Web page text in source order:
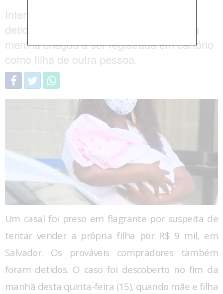
Interessados na compra também foram
detidos. De acordo com a Polícia Civil, a
menina chegou a ser registrada em cartório
como filha de outra pessoa.
Um casal foi preso em flagrante por suspeita de
tentar vender a própria filha por R$ 9 mil, em
Salvador. Os prováveis compradores também
foram detidos. O caso foi descoberto no fim da
manhã desta quinta-feira (15), quando mãe e filha